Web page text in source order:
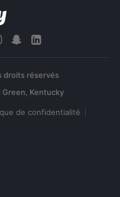
droits réservés
de confidentialité